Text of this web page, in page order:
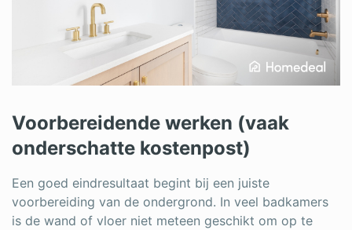
Voorbereidende werken (vaak
onderschatte kostenpost)
Een goed eindresultaat begint bij een juiste
voorbereiding van de ondergrond. In veel badkamers
is de wand of vloer niet meteen geschikt om op te